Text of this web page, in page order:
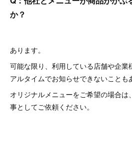
か？
あります。
可能な限り、利用している店舗や企業
アルタイムでお知らせできないことも
オリジナルメニューをご希望の場合
事としてご依頼ください。